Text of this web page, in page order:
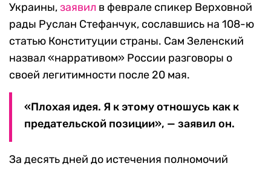
Украины,заявил в феврале спикер Верховной
рады Руслан Стефанчук, сославшись на 108-ю
статью Конституции страны. Сам Зеленский
назвал «нарративом» России разговоры о
своей легитимности после 20 мая.
«Плохая идея. Я к этому отношусь как к
предательской позиции», — заявил он.
За десять дней до истечения полномочий